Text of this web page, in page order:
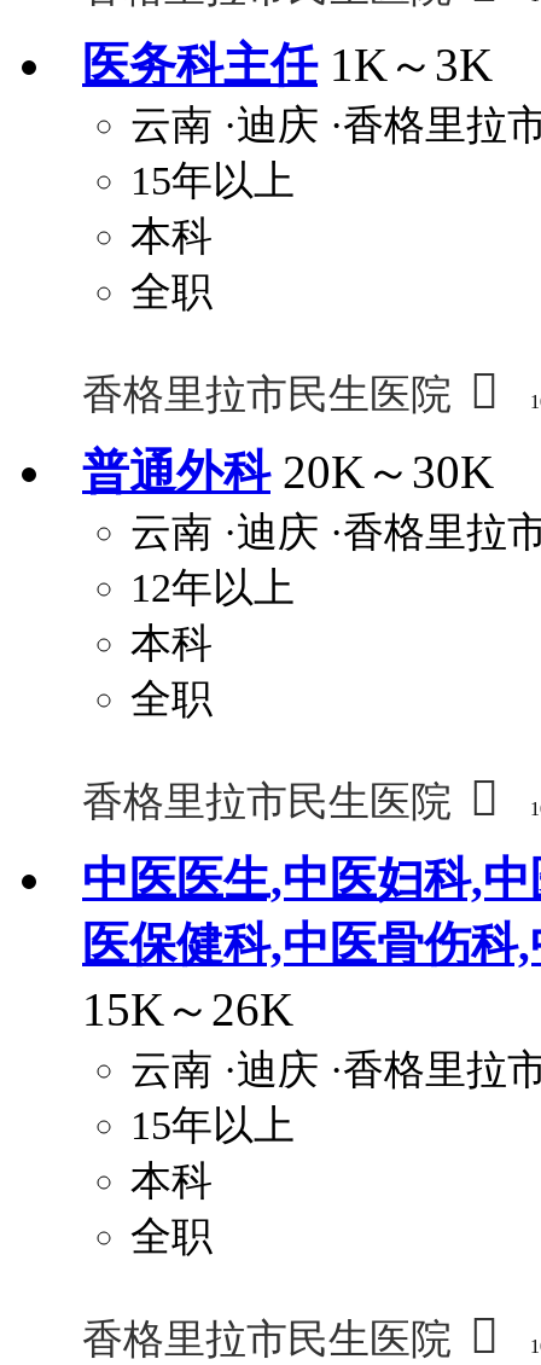
医务科主任 1K～3K
云南 ·迪庆 ·香格里拉
15年以上
本科
全职
香格里拉市民生医院 
普通外科 20K～30K
云南 ·迪庆 ·香格里拉
12年以上
本科
全职
香格里拉市民生医院 
中医医生,中医妇科,
医保健科,中医骨伤
15K～26K
云南 ·迪庆 ·香格里拉
15年以上
本科
全职
香格里拉市民生医院 